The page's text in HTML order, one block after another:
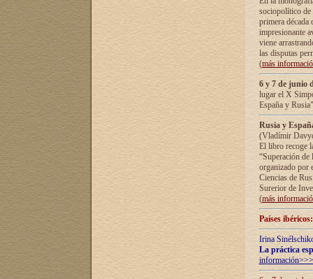
sociopolítico de
primera década
impresionante
viene
las disputas
(más
6 y 7 de junio
lugar el X
España y
Rusia y
(Vladímir
El libro recoge
“Superación
organizado por
Ciencias de
Surerior de
(más
Países
Irina
La práctica
información>>>